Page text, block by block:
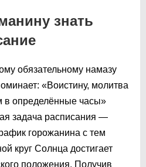
знать
обязательному намазу
«Воистину, молитва
определённые часы»
задача расписания —
горожанина с тем
круг Солнца достигает
положения. Получив